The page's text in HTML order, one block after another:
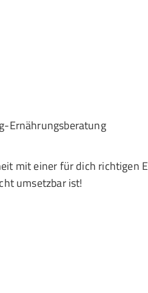
Ernährungsberatung
mit einer für dich richtigen
umsetzbar ist!